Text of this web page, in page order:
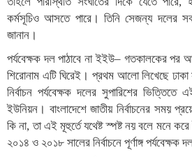
কর্মসূচিও আসতে পারে। তিনি সেজন্য দলের
জানান।
পর্যবেক্ষক দল পাঠাবে না ইইউ– গতকালকের পর
শিরোনাম এটি ঘিরেই। প্রথম আলো লিখেছে
নির্বাচন পর্যবেক্ষক দলের সুপারিশের ভিত্তিতে
ইউনিয়ন। বাংলাদেশে জাতীয় নির্বাচনের সময়
কি না, তা এই মূহুর্তে যথেষ্ট স্পষ্ট নয় বলে মনে
২০১৪ ও ২০১৮ সালের নির্বাচনে পূর্ণাঙ্গ পর্যবেক্ষক